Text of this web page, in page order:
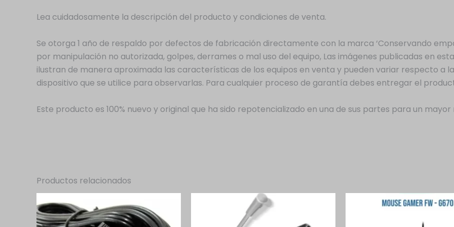
Lea cuidadosamente la descripción del producto y condiciones de venta.
Se otorga 1 año de respaldo por defectos de fabricación directamente con la marca ‘Conservando
por manipulación no autorizada, golpes, derrames o mal uso del equipo, Las imágenes publicadas en
ilustran de manera aproximada las características de los equipos en venta y pueden variar respecto a
dispositivo que se utilice para observarlas. Para cualquier proceso de garantía debes entregar el
Este producto es 100% nuevo y original que ha sido repotencializado en una de sus partes para un
Productos relacionados